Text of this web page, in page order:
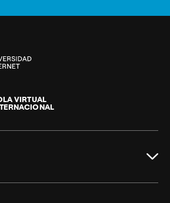
VIRTUAL